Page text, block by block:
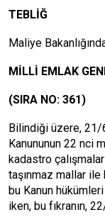
TEBLİĞ
Maliye
MİLLİ EMLAK
(SIRA NO: 361)
Bilindiği üzere, 21/
Kanununun 22 nci
kadastro
taşınmaz mallar ile
bu Kanun
iken, bu fıkranın,